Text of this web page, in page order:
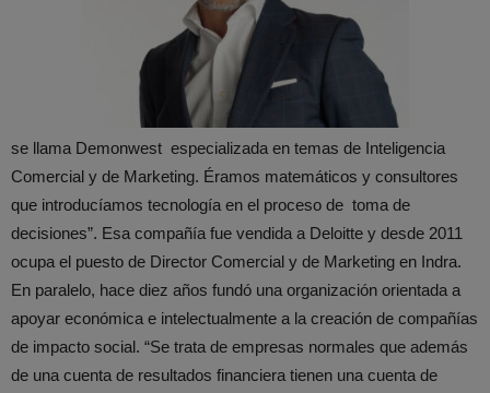
se llama Demonwest especializada en temas de Inteligencia
Comercial y de Marketing. Éramos matemáticos y consultores
que introducíamos tecnología en el proceso de toma de
decisiones”. Esa compañía fue vendida a Deloitte y desde 2011
ocupa el puesto de Director Comercial y de Marketing en Indra.
En paralelo, hace diez años fundó una organización orientada a
apoyar económica e intelectualmente a la creación de compañías
de impacto social. “Se trata de empresas normales que además
de una cuenta de resultados financiera tienen una cuenta de